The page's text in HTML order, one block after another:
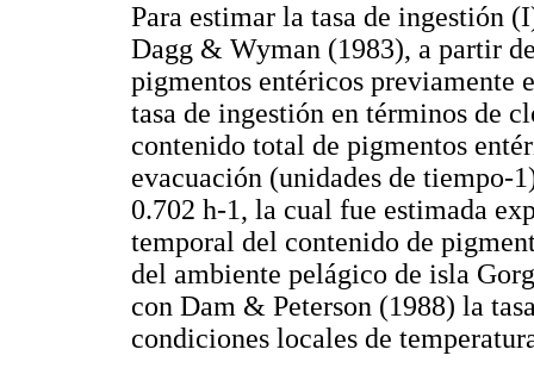
Para estimar la tasa de ingestión
Dagg & Wyman (1983), a partir
pigmentos entéricos previamente
tasa de ingestión en términos de
contenido total de pigmentos
evacuación (unidades de tiempo-
0.702 h-1, la cual fue estimada
temporal del contenido de
del ambiente pelágico de isla
con Dam & Peterson (1988) la
condiciones locales de